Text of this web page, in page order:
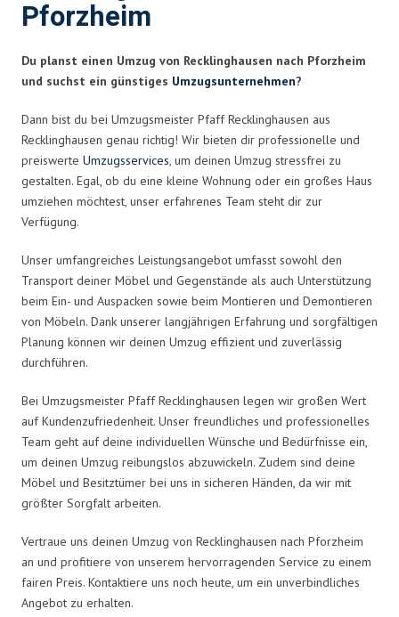
Pforzheim
Du planst einen Umzug von Recklinghausen nach Pforzheim
und suchst ein günstiges Umzugsunternehmen?
Dann bist du bei Umzugsmeister Pfaff Recklinghausen aus
Recklinghausen genau richtig! Wir bieten dir professionelle und
preiswerte Umzugsservices, um deinen Umzug stressfrei zu
gestalten. Egal, ob du eine kleine Wohnung oder ein großes Haus
umziehen möchtest, unser erfahrenes Team steht dir zur
Verfügung.
Unser umfangreiches Leistungsangebot umfasst sowohl den
Transport deiner Möbel und Gegenstände als auch Unterstützung
beim Ein- und Auspacken sowie beim Montieren und Demontieren
von Möbeln. Dank unserer langjährigen Erfahrung und sorgfältigen
Planung können wir deinen Umzug effizient und zuverlässig
durchführen.
Bei Umzugsmeister Pfaff Recklinghausen legen wir großen Wert
auf Kundenzufriedenheit. Unser freundliches und professionelles
Team geht auf deine individuellen Wünsche und Bedürfnisse ein,
um deinen Umzug reibungslos abzuwickeln. Zudem sind deine
Möbel und Besitztümer bei uns in sicheren Händen, da wir mit
größter Sorgfalt arbeiten.
Vertraue uns deinen Umzug von Recklinghausen nach Pforzheim
an und profitiere von unserem hervorragenden Service zu einem
fairen Preis. Kontaktiere uns noch heute, um ein unverbindliches
Angebot zu erhalten.